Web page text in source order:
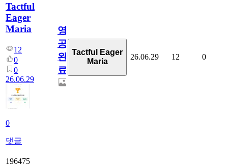
Tactful
Eager
Maria
12
0
0
26.06.29
0
댓글
영
공
완
료
Tactful Eager
Maria
26.06.29 12 0
196475